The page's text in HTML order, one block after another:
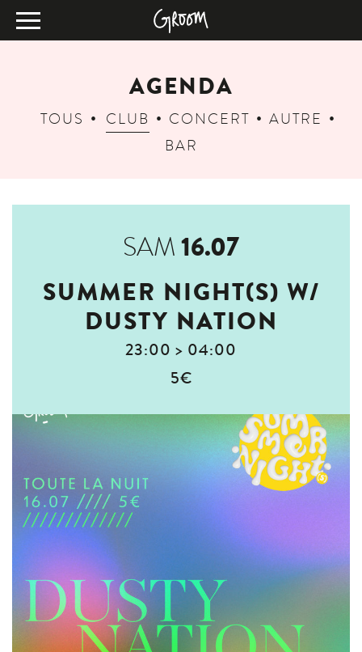
AGENDA
TOUS CLUB CONCERT
AUTRE
BAR
SAM16.07
SUMMER NIGHT(S) W/
DUSTY NATION
23:00 > 04:00
5€